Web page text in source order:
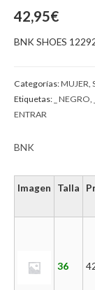
42,95€
BNK SHOES
Categorías:MUJER
Etiquetas: _ NEGRO
ENTRAR
BNK
Imagen Talla
36